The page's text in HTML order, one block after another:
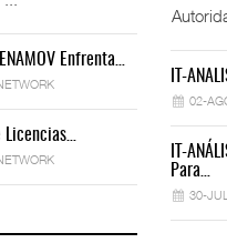
Enfrenta…
Licencias…
30-JUL-2026
Ford
30-JUL-2026
IT-
02-
IT-
Para…
30-